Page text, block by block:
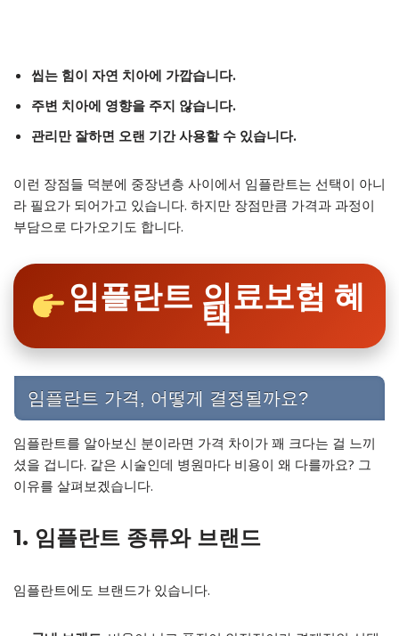
씹는 힘이 자연 치아에 가깝습니다.
주변 치아에 영향을 주지 않습니다.
관리만 잘하면 오랜 기간 사용할 수 있습니다.
이런 장점들 덕분에 중장년층 사이에서 임플란트는 선택이 아니
라 필요가 되어가고 있습니다. 하지만 장점만큼 가격과 과정이
부담으로 다가오기도 합니다.
임플란트 의료보험 혜
택
임플란트 가격, 어떻게 결정될까요?
임플란트를 알아보신 분이라면 가격 차이가 꽤 크다는 걸 느끼
셨을 겁니다. 같은 시술인데 병원마다 비용이 왜 다를까요? 그
이유를 살펴보겠습니다.
1. 임플란트 종류와 브랜드
임플란트에도 브랜드가 있습니다.